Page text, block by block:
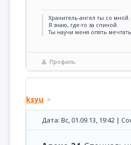
Хранитель-ангел ты со мной.
Я знаю, где-то за спиной.
Ты научи меня опять
Профиль
ksyu
Дата: Вс, 01.09.13, 19:42 |